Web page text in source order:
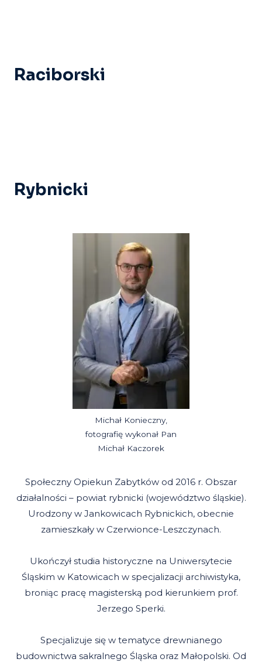
Raciborski
Rybnicki
Michał Konieczny,
fotografię wykonał Pan
Michał Kaczorek
Społeczny Opiekun Zabytków od 2016 r. Obszar
działalności – powiat rybnicki (województwo śląskie).
Urodzony w Jankowicach Rybnickich, obecnie
zamieszkały w Czerwionce-Leszczynach.
Ukończył studia historyczne na Uniwersytecie
Śląskim w Katowicach w specjalizacji archiwistyka,
broniąc pracę magisterską pod kierunkiem prof.
Jerzego Sperki.
Specjalizuje się w tematyce drewnianego
budownictwa sakralnego Śląska oraz Małopolski. Od